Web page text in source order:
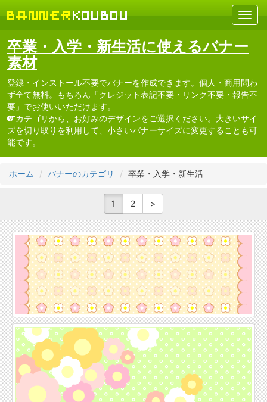
卒業・入学・新生活に使えるバナー
素材
登録・インストール不要でバナーを作成できます。個人・商用問わ
ず全て無料。もちろん「クレジット表記不要・リンク不要・報告不
要」でお使いいただけます。
カテゴリから、お好みのデザインをご選択ください。大きいサイ
ズを切り取りを利用して、小さいバナーサイズに変更することも可
能です。
ホーム バナーのカテゴリ 卒業・入学・新生活
1 2 >